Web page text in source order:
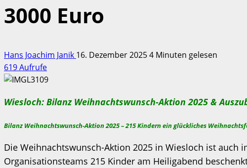
3000 Euro
Hans Joachim Janik 16. Dezember 20254 Minuten gelesen
619 Aufrufe
Wiesloch: Bilanz Weihnachtswunsch-Aktion 2025 &
Bilanz Weihnachtswunsch-Aktion 2025 –215 Kindern ein glückliches
Die Weihnachtswunsch-Aktion 2025 in Wiesloch ist auch
Organisationsteams 215 Kinder am Heiligabend